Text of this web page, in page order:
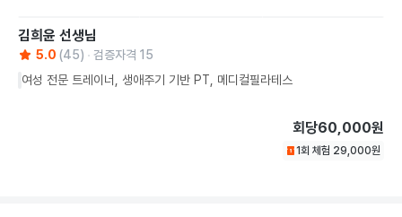
김희윤 선생님
5.0 (45)
검증자격 15
여성 전문 트레이너, 생애주기 기반 PT, 메디컬필라테스
회당60,000원
1회 체험 29,000원